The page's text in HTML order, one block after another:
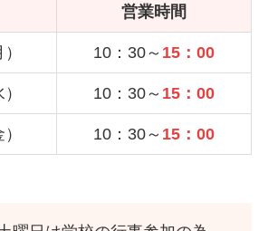
営業時間
10：30～ 15：00
10：30～ 15：00
10：30～ 15：00